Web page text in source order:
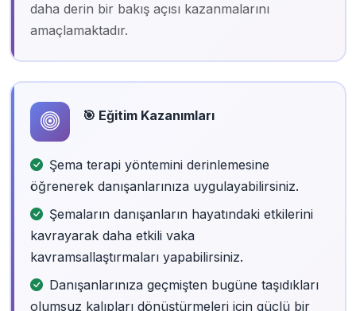
daha derin bir bakış açısı kazanmalarını
amaçlamaktadır.
🎯 Eğitim Kazanımları
Şema terapi yöntemini derinlemesine
öğrenerek danışanlarınıza uygulayabilirsiniz.
Şemaların danışanların hayatındaki etkilerini
kavrayarak daha etkili vaka
kavramsallaştırmaları yapabilirsiniz.
Danışanlarınıza geçmişten bugüne taşıdıkları
olumsuz kalıpları dönüştürmeleri için güçlü bir